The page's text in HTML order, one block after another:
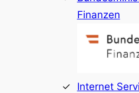
Finanzen
Internet